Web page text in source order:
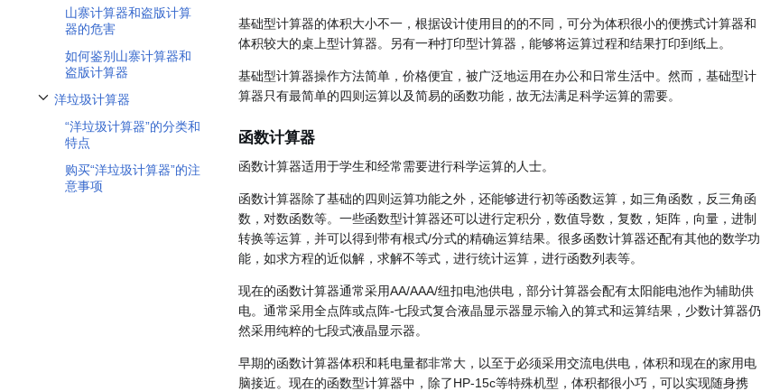
山寨计算器和盗版计算
器的危害
如何鉴别山寨计算器和
盗版计算器
洋垃圾计算器
开关洋垃圾计算器子章节
“洋垃圾计算器”的分类和
特点
购买“洋垃圾计算器”的注
意事项
基础型计算器的体积大小不一，根据设计使用目的的不同，可分为体积很小的便携式计算器和
体积较大的桌上型计算器。另有一种打印型计算器，能够将运算过程和结果打印到纸上。
基础型计算器操作方法简单，价格便宜，被广泛地运用在办公和日常生活中。然而，基础型计
算器只有最简单的四则运算以及简易的函数功能，故无法满足科学运算的需要。
函数计算器
函数计算器适用于学生和经常需要进行科学运算的人士。
函数计算器除了基础的四则运算功能之外，还能够进行初等函数运算，如三角函数，反三角函
数，对数函数等。一些函数型计算器还可以进行定积分，数值导数，复数，矩阵，向量，进制
转换等运算，并可以得到带有根式/分式的精确运算结果。很多函数计算器还配有其他的数学功
能，如求方程的近似解，求解不等式，进行统计运算，进行函数列表等。
现在的函数计算器通常采用AA/AAA/纽扣电池供电，部分计算器会配有太阳能电池作为辅助供
电。通常采用全点阵或点阵-七段式复合液晶显示器显示输入的算式和运算结果，少数计算器仍
然采用纯粹的七段式液晶显示器。
早期的函数计算器体积和耗电量都非常大，以至于必须采用交流电供电，体积和现在的家用电
脑接近。现在的函数型计算器中，除了HP-15c等特殊机型，体积都很小巧，可以实现随身携